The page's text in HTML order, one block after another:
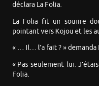
déclara La Folia.
La Folia fit un sourire
pointant vers Kojou et les
« … Il… l’a fait ? » demanda
« Pas seulement lui.
Folia.